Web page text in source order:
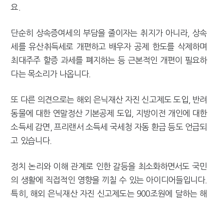
요.
단순히 상속증여세의 부담을 줄이자는 취지가 아니라, 상속
세를 유산취득세로 개편하고 배우자 공제 한도를 삭제하며
최대주주 할증 과세를 폐지하는 등 근본적인 개편이 필요하
다는 목소리가 나옵니다.
또 다른 의견으로는 해외 은닉재산 자진 신고제도 도입, 반려
동물에 대한 연말정산 기본공제 도입, 지방이전 개인에 대한
소득세 감면, 프리랜서 소득세 국세청 자동 환급 등도 언급되
고 있습니다.
정치 논리와 이해 관계로 인한 갈등을 최소화하면서도 국민
의 생활에 직접적인 영향을 끼칠 수 있는 아이디어들입니다.
특히, 해외 은닉재산 자진 신고제도는 900조원에 달하는 해